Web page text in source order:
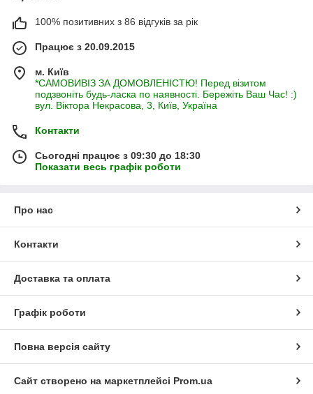
100% позитивних з 86 відгуків за рік
Працює з 20.09.2015
м. Київ
*САМОВИВІЗ ЗА ДОМОВЛЕНІСТЮ! Перед візитом
подзвоніть будь-ласка по наявності. Бережіть Ваш Час! :)
вул. Віктора Некрасова, 3, Київ, Україна
Контакти
Сьогодні працює з 09:30 до 18:30
Показати весь графік роботи
Про нас
Контакти
Доставка та оплата
Графік роботи
Повна версія сайту
Сайт створено на маркетплейсі Prom.ua